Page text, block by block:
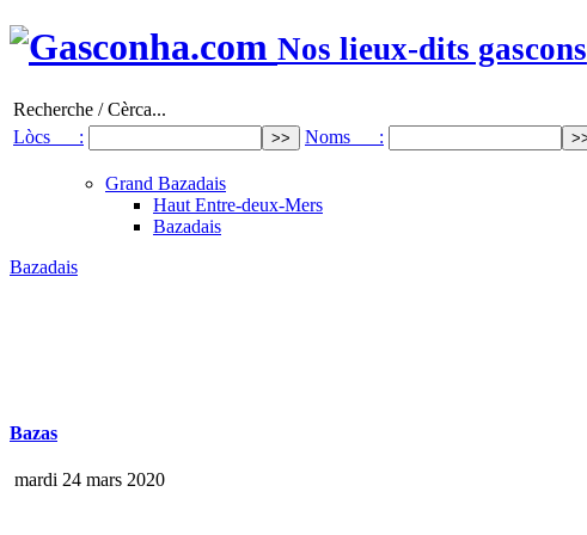
Nos lieux-dits gascons
Recherche / Cèrca...
Lòcs :
Noms :
Grand Bazadais
Haut Entre-deux-Mers
Bazadais
Bazadais
Bazas
mardi 24 mars 2020